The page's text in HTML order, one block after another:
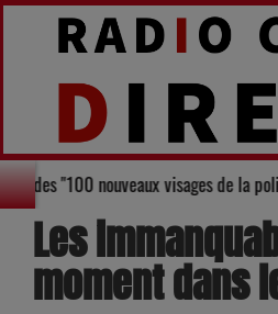
au Palmarès des "100 nouveaux
Les
moment dans